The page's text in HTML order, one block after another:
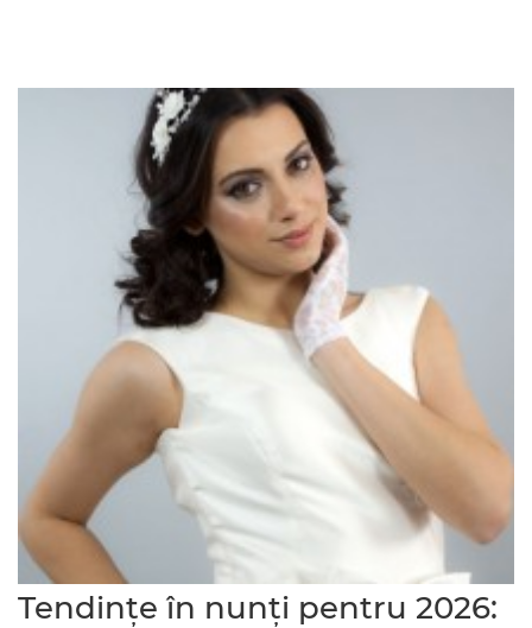
Tendințe în nunți pentru 2026: